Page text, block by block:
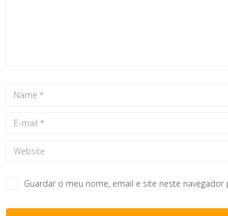
Guardar o meu nome, email e site neste